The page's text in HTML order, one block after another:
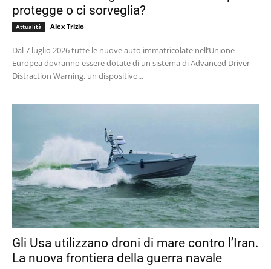
protegge o ci sorveglia?
Attualità Alex Trizio
Dal 7 luglio 2026 tutte le nuove auto immatricolate nell’Unione
Europea dovranno essere dotate di un sistema di Advanced Driver
Distraction Warning, un dispositivo...
Gli Usa utilizzano droni di mare contro l’Iran.
La nuova frontiera della guerra navale